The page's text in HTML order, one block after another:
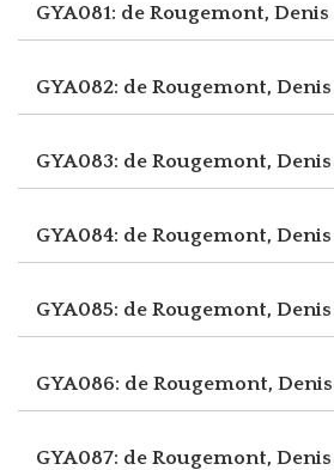
GYA081: de Rougemont, Denis
GYA082: de Rougemont, Denis
GYA083: de Rougemont, Denis
GYA084: de Rougemont, Denis
GYA085: de Rougemont, Denis
GYA086: de Rougemont, Denis
GYA087: de Rougemont, Denis